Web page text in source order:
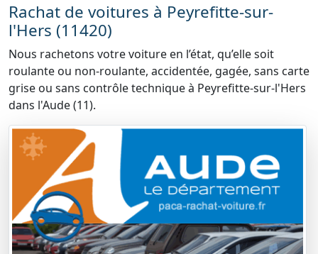
Rachat de voitures à Peyrefitte-sur-
l'Hers (11420)
Nous rachetons votre voiture en l’état, qu’elle soit
roulante ou non-roulante, accidentée, gagée, sans carte
grise ou sans contrôle technique à Peyrefitte-sur-l'Hers
dans l'Aude (11).